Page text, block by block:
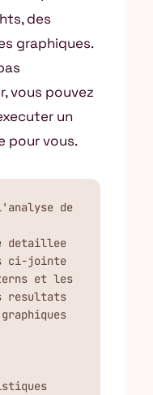
des
graphiques.
vous pouvez
un
pour vous.
de
detaillee
ci-jointe
et les
resultats